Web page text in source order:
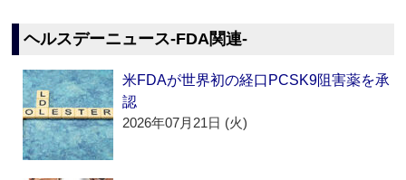
ヘルスデーニュース‐FDA関連‐
米FDAが世界初の経口PCSK9阻害薬を承
認
2026年07月21日 (火)